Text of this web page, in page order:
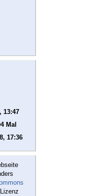
13:47
Mal
17:36
Lizenz